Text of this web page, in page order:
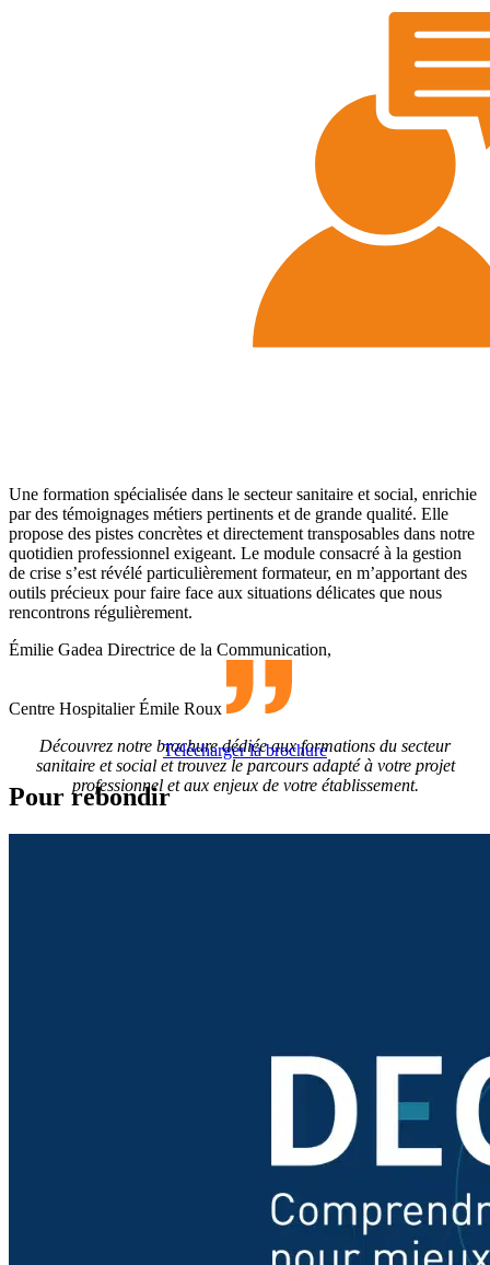
Une formation spécialisée dans le secteur sanitaire et social, enrichie
par des témoignages métiers pertinents et de grande qualité. Elle
propose des pistes concrètes et directement transposables dans notre
quotidien professionnel exigeant. Le module consacré à la gestion
de crise s’est révélé particulièrement formateur, en m’apportant des
outils précieux pour faire face aux situations délicates que nous
rencontrons régulièrement.
Émilie Gadea Directrice de la Communication,
Centre Hospitalier Émile Roux
Découvrez notre brochure dédiée aux formations du secteur
sanitaire et social et trouvez le parcours adapté à votre projet
professionnel et aux enjeux de votre établissement.
Télécharger la brochure
Pour rebondir